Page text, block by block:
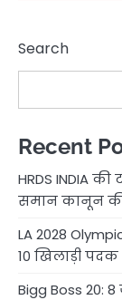
Search
Recent
HRDS INDIA
समान कानून
LA 2028
10 खिलाड़ी पदक
Bigg Boss 20: